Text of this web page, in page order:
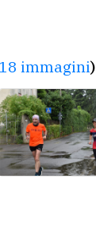
immagini)